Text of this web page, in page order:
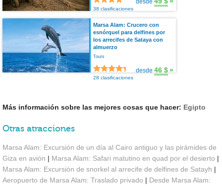
38 clasificaciones
desde
Marsa Alam: Crucero con
esnórquel para delfines por
los arrecifes de Sataya con
almuerzo
Tours
28 clasificaciones
desde 46 $»
Más información sobre las mejores cosas que hacer: Egipto
Otras atracciones
Marsa Alam: Excursión de un día al Cairo antiguo y las pirámides de
Giza en avión | Marsa Alam: Safari matutino en quad por el desierto |
Marsa Alam: Excursión de snorkel al arrecife de delfines de Satayh |
Aeropuerto de Marsa Alam: Traslado privado | Desde Marsa Alam: